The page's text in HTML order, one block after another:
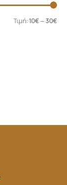
Τιμή:10€—30€